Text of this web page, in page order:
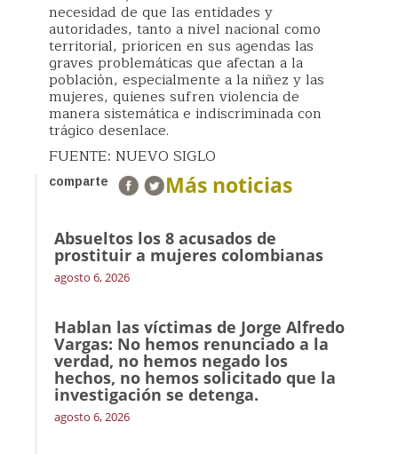
necesidad de que las entidades y
autoridades, tanto a nivel nacional como
territorial, prioricen en sus agendas las
graves problemáticas que afectan a la
población, especialmente a la niñez y las
mujeres, quienes sufren violencia de
manera sistemática e indiscriminada con
trágico desenlace.
FUENTE: NUEVO SIGLO
comparte Más noticias
Absueltos los 8 acusados de
prostituir a mujeres colombianas
agosto 6, 2026
Hablan las víctimas de Jorge Alfredo
Vargas: No hemos renunciado a la
verdad, no hemos negado los
hechos, no hemos solicitado que la
investigación se detenga.
agosto 6, 2026